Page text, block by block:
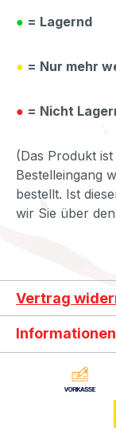
● = Lagernd
● = Nur mehr
● = Nicht
(Das Produkt
Bestelleingang
bestellt. Ist
wir Sie über
Vertrag
Informationen